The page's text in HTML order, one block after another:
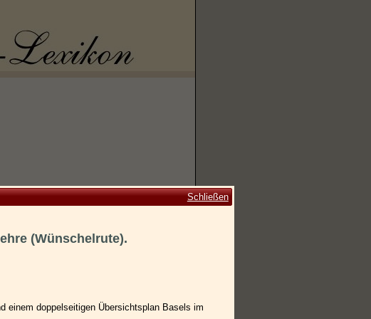
Schließen
(Wünschelrute).
einem doppelseitigen Übersichtsplan Basels im